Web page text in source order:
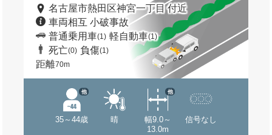
名古屋市熱田区神宮一丁目 付近
車両相互 小破事故
普通乗用車(1) 軽自動車(1)
死亡(0) 負傷(1)
距離70m
35～44歳
他
晴
幅9.0～
13.0m
他
信号なし